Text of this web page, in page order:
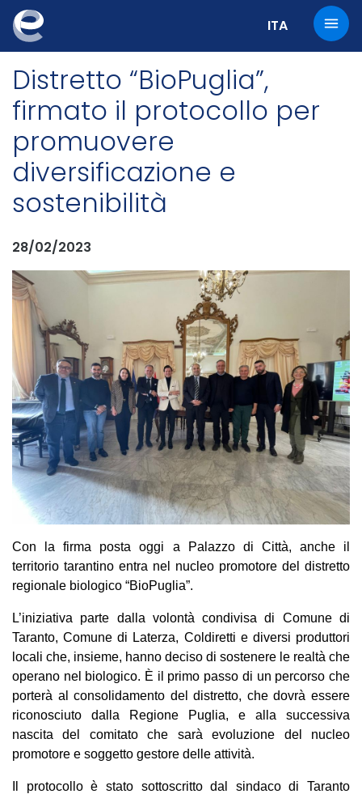
Change the
ITA
Distretto “BioPuglia”,
firmato il protocollo per
promuovere
diversificazione e
sostenibilità
28/02/2023
Con la firma posta oggi a Palazzo di Città, anche il
territorio tarantino entra nel nucleo promotore del distretto
regionale biologico “BioPuglia”.
L’iniziativa parte dalla volontà condivisa di Comune di
Taranto, Comune di Laterza, Coldiretti e diversi produttori
locali che, insieme, hanno deciso di sostenere le realtà che
operano nel biologico. È il primo passo di un percorso che
porterà al consolidamento del distretto, che dovrà essere
riconosciuto dalla Regione Puglia, e alla successiva
nascita del comitato che sarà evoluzione del nucleo
promotore e soggetto gestore delle attività.
Il protocollo è stato sottoscritto dal sindaco di Taranto